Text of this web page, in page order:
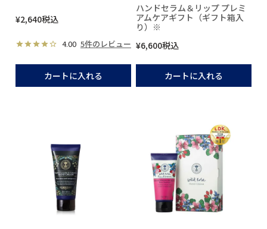
¥2,640税込
4.00 5件のレビュー
カートに入れる
ハンドセラム＆リップ プレミ
アムケアギフト（ギフト箱入
り）※
¥6,600税込
カートに入れる